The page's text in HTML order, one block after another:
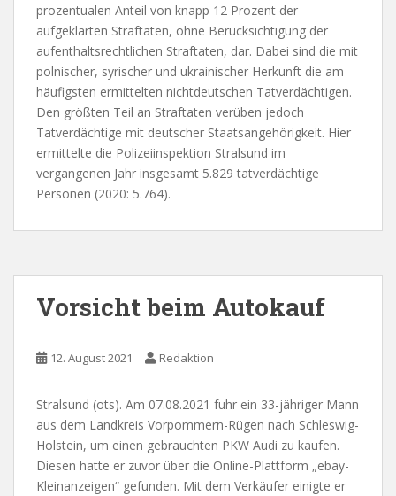
prozentualen Anteil von knapp 12 Prozent der
aufgeklärten Straftaten, ohne Berücksichtigung der
aufenthaltsrechtlichen Straftaten, dar. Dabei sind die mit
polnischer, syrischer und ukrainischer Herkunft die am
häufigsten ermittelten nichtdeutschen Tatverdächtigen.
Den größten Teil an Straftaten verüben jedoch
Tatverdächtige mit deutscher Staatsangehörigkeit. Hier
ermittelte die Polizeiinspektion Stralsund im
vergangenen Jahr insgesamt 5.829 tatverdächtige
Personen (2020: 5.764).
Vorsicht beim Autokauf
12. August 2021 Redaktion
Stralsund (ots). Am 07.08.2021 fuhr ein 33-jähriger Mann
aus dem Landkreis Vorpommern-Rügen nach Schleswig-
Holstein, um einen gebrauchten PKW Audi zu kaufen.
Diesen hatte er zuvor über die Online-Plattform „ebay-
Kleinanzeigen“ gefunden. Mit dem Verkäufer einigte er